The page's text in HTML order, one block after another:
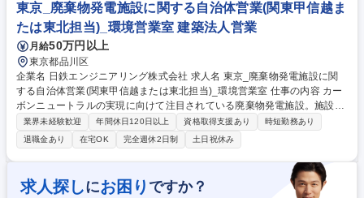
づくりにおける複合開発
東京_廃棄物発電施設に関する自治体営業(関東甲信越ま
たは東北担当)_環境営業室 建築法人営業
月給50万円以上
東京都品川区
企業名 日鉄エンジニアリング株式会社 求人名 東京_廃棄物発電施設に関
する自治体営業(関東甲信越または東北担当)_環境営業室 仕事の内容 カー
ボンニュートラルの実現に向けて注目されている廃棄物発電施設。施設の
建設・運営等の受注に向け、顧客課題に向き合いながら、自ら考え提案す
る提案営業を担当いただきます。下記、業務例。 ■客先(自治体等)との関
係づくり、交渉等 ■見積や入札提案書等の作成 ■全国廃棄物処理施設営業
に関する管理業務(営業企画、データ管理、間接業務対応等) ■ポイント：
サーキュラーエコノミーの実現に向けた最前線における営業として、単純
な商品売りではなく、地域ニーズを解釈した上で価格、技術、地域貢献、
業界未経験歓迎 年間休日120日以上 資格取得支援あり
時短勤務あり
退職金あり
在宅OK 完全週休2日制 土日祝休み
求人探しにお困り ですか？